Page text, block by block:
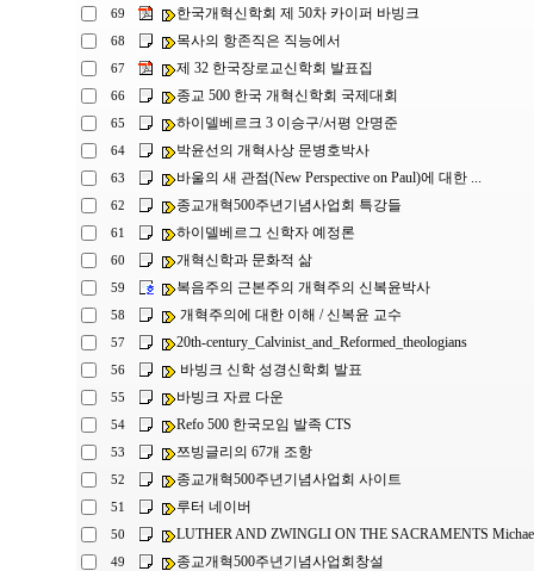
69 한국개혁신학회 제 50차 카이퍼 바빙크
68 목사의 항존직은 직능에서
67 제 32 한국장로교신학회 발표집
66 종교 500 한국 개혁신학회 국제대회
65 하이델베르크 3 이승구/서평 안명준
64 박윤선의 개혁사상 문병호박사
63 바울의 새 관점(New Perspective on Paul)에 대한 ...
62 종교개혁500주년기념사업회 특강들
61 하이델베르그 신학자 예정론
60 개혁신학과 문화적 삶
59 복음주의 근본주의 개혁주의 신복윤박사
58 개혁주의에 대한 이해 / 신복윤 교수
57 20th-century_Calvinist_and_Reformed_theologians
56 바빙크 신학 성경신학회 발표
55 바빙크 자료 다운
54 Refo 500 한국모임 발족 CTS
53 쯔빙글리의 67개 조항
52 종교개혁500주년기념사업회 사이트
51 루터 네이버
50 LUTHER AND ZWINGLI ON THE SACRAMENTS
49 종교개혁500주년기념사업회창설